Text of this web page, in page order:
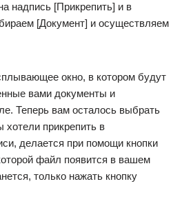
надпись [Прикрепить] и в
[Документ] и осуществляем
окно, в котором будут
вами документы и
Теперь вам осталось выбрать
хотели прикрепить в
делается при помощи кнопки
файл появится в вашем
только нажать кнопку